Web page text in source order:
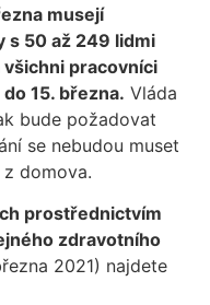
musejí
s 50 až 249 lidmi
pracovníci
15. března. Vláda
bude požadovat
se nebudou muset
domova.
prostřednictvím
zdravotního
2021) najdete